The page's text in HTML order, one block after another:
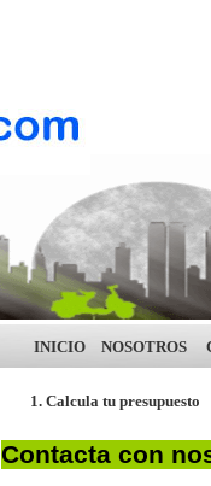
1. Calcula tu presupuesto
INICIO NOSOTROS
Contacta con